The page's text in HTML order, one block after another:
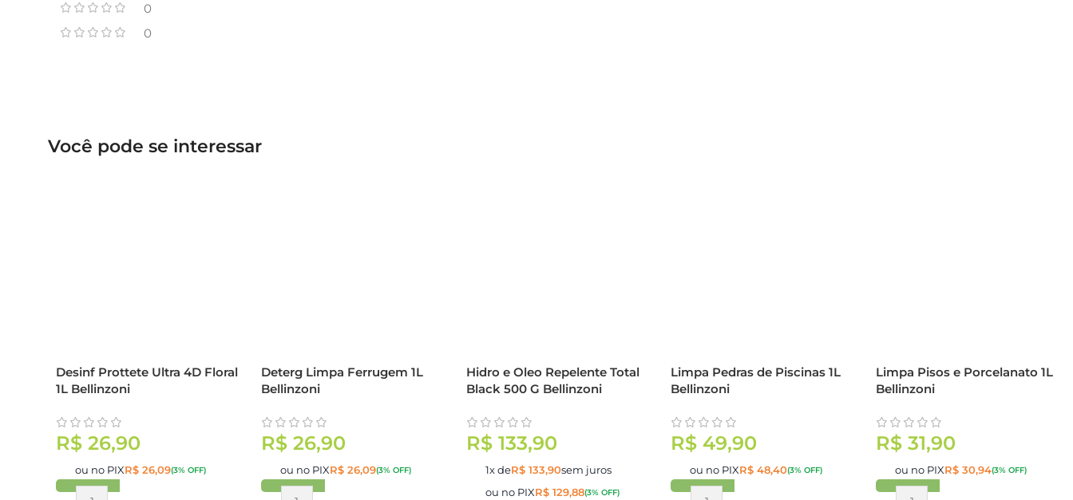
0
0
Você pode se interessar
Desinf Prottete Ultra 4D Floral
1L Bellinzoni
R$ 26,90
ou no PIXR$ 26,09(3% OFF)
Deterg Limpa Ferrugem 1L
Bellinzoni
R$26,90
ou no PIXR$26,09(3% OFF)
Hidro e Oleo Repelente Total
Black 500 G Bellinzoni
R$133,90
1x deR$133,90sem juros
ou no PIXR$129,88(3% OFF)
Limpa Pedras de Piscinas 1L
Bellinzoni
R$ 49,90
ou no PIXR$ 48,40(3% OFF)
Limpa Pisos e Porcelanato 1L
Bellinzoni
R$ 31,90
ou no PIXR$ 30,94(3% OFF)